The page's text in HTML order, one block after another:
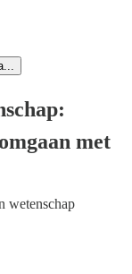
met
wetenschap